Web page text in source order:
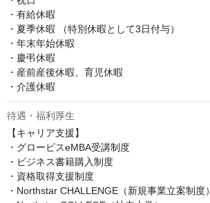
・有給休暇
・夏季休暇 （特別休暇として3日付与）
・年末年始休暇
・慶弔休暇
・産前産後休暇、育児休暇
・介護休暇
待遇・福利厚生
【キャリア支援】
・グロービスeMBA受講制度
・ビジネス書籍購入制度
・資格取得支援制度
・Northstar CHALLENGE（新規事業立案制度）